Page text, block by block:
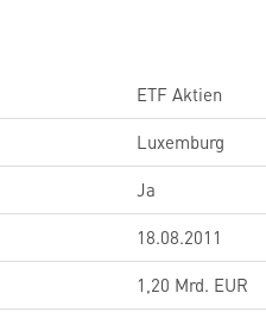
ETF Aktien
Luxemburg
Ja
18.08.2011
1,20 Mrd. EUR